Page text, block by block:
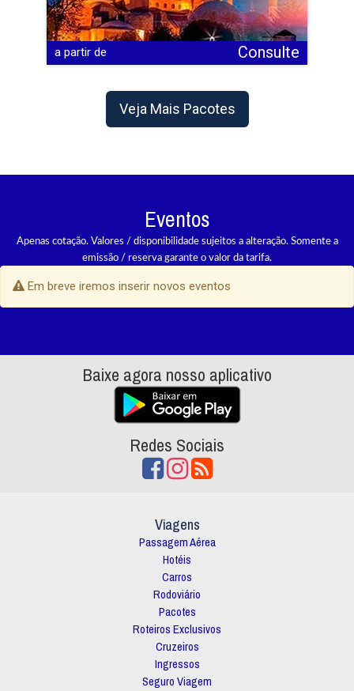
a partir de Consulte
Veja Mais Pacotes
Eventos
Apenas cotação. Valores / disponibilidade sujeitos a alteração. Somente a
emissão / reserva garante o valor da tarifa.
Em breve iremos inserir novos eventos
Baixe agora nosso aplicativo
Redes Sociais
Viagens
Passagem Aérea
Hotéis
Carros
Rodoviário
Pacotes
Roteiros Exclusivos
Cruzeiros
Ingressos
Seguro Viagem